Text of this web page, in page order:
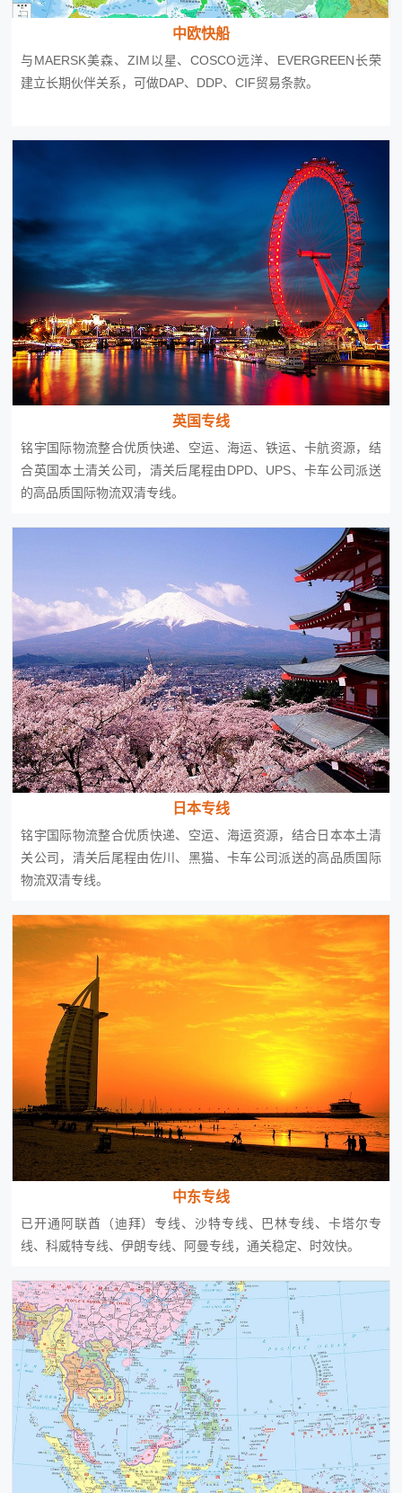
中欧快船
与MAERSK美森、ZIM以星、COSCO远洋、EVERGREEN长荣
建立长期伙伴关系，可做DAP、DDP、CIF贸易条款。
英国专线
铭宇国际物流整合优质快递、空运、海运、铁运、卡航资源，结
合英国本土清关公司，清关后尾程由DPD、UPS、卡车公司派送
的高品质国际物流双清专线。
日本专线
铭宇国际物流整合优质快递、空运、海运资源，结合日本本土清
关公司，清关后尾程由佐川、黑猫、卡车公司派送的高品质国际
物流双清专线。
中东专线
已开通阿联酋（迪拜）专线、沙特专线、巴林专线、卡塔尔专
线、科威特专线、伊朗专线、阿曼专线，通关稳定、时效快。